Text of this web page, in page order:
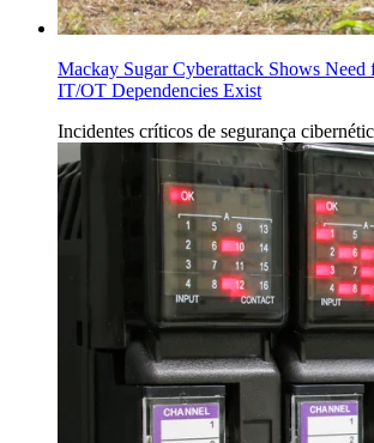
Mackay Sugar Cyberattack Shows Need
IT/OT Dependencies Exist
Incidentes críticos de segurança